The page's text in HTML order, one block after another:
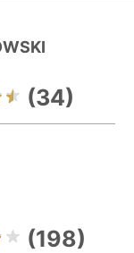
(34)
(198)